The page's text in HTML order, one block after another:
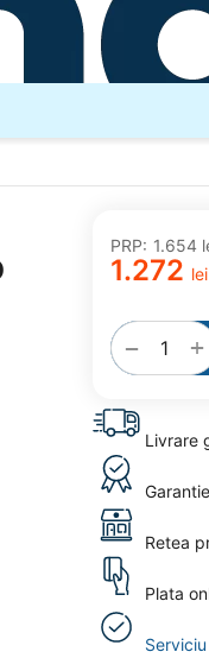
PRP: 1.654
1.272 lei
+
−
la
favorite
Livrare
Retea
Plata